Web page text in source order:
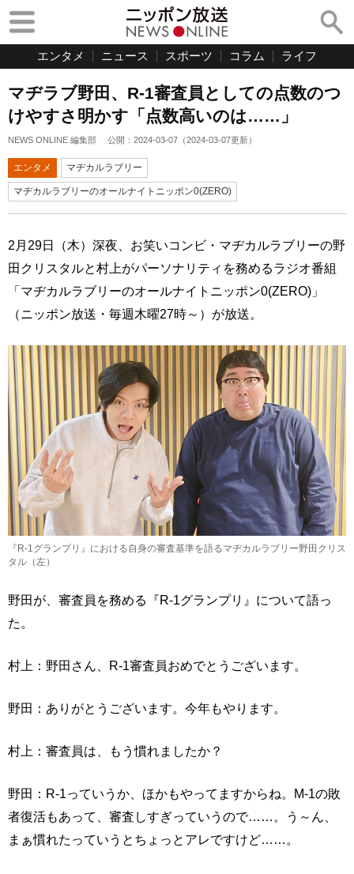
エンタメ ニュース スポーツ コラム ライフ
マヂラブ野田、R-1審査員としての点数のつ
けやすさ明かす「点数高いのは……」
NEWS ONLINE 編集部 公開： 2024-03-07 （2024-03-07更新）
エンタメ マヂカルラブリー
マヂカルラブリーのオールナイトニッポン0(ZERO)
2月29日（木）深夜、お笑いコンビ・マヂカルラブリーの野
田クリスタルと村上がパーソナリティを務めるラジオ番組
「マヂカルラブリーのオールナイトニッポン0(ZERO)」
（ニッポン放送・毎週木曜27時～）が放送。
『R-1グランプリ』における自身の審査基準を語るマヂカルラブリー野田クリス
タル（左）
野田が、審査員を務める『R-1グランプリ』について語っ
た。
村上：野田さん、R-1審査員おめでとうございます。
野田：ありがとうございます。今年もやります。
村上：審査員は、もう慣れましたか？
野田：R-1っていうか、ほかもやってますからね。M-1の敗
者復活もあって、審査しすぎっていうので……。う～ん、
まぁ慣れたっていうとちょっとアレですけど……。